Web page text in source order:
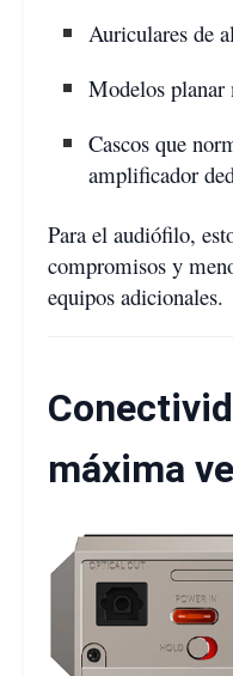
Auriculares de
Modelos planar
Cascos que
amplificador
Para el audiófilo,
compromisos y
equipos adicionales.
máxima